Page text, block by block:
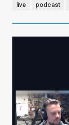
live podcast